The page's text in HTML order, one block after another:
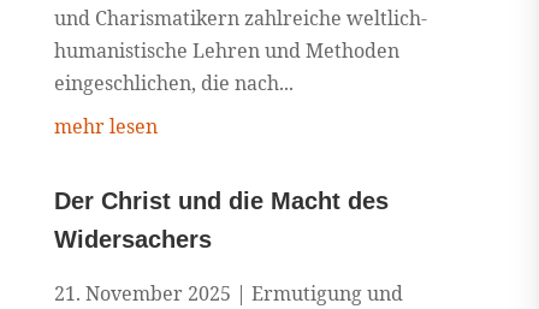
und Charismatikern zahlreiche weltlich-
humanistische Lehren und Methoden
eingeschlichen, die nach...
mehr lesen
Der Christ und die Macht des
Widersachers
21. November 2025 | Ermutigung und